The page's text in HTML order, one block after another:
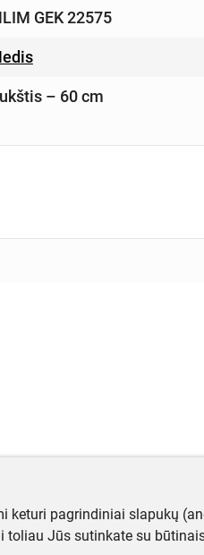
GEK 22575
– 60 cm
keturi pagrindiniai slapukų
toliau Jūs sutinkate su